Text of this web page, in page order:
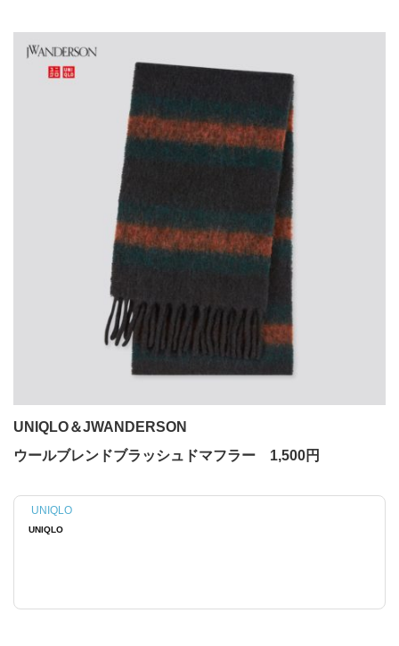
UNIQLO＆JWANDERSON
ウールブレンドブラッシュドマフラー 1,500円
UNIQLO
UNIQLO